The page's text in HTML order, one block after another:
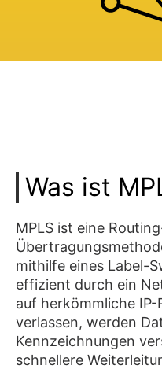
Was ist
MPLS ist eine
mithilfe eines Label-
effizient durch ein
auf herkömmliche
verlassen, werden
Kennzeichnungen
schnellere